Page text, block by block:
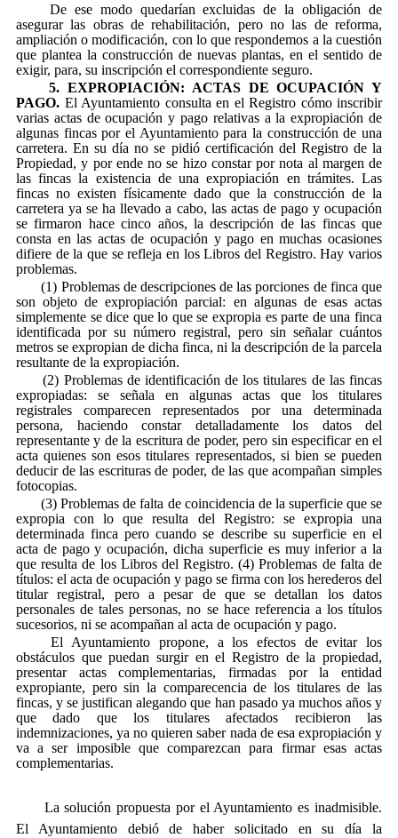
De ese modo quedarían excluidas de la obligación de
asegurar las obras de rehabilitación, pero no las de reforma,
ampliación o modificación, con lo que respondemos a la cuestión
que plantea la construcción de nuevas plantas, en el sentido de
exigir, para, su inscripción el correspondiente seguro.
5. EXPROPIACIÓN: ACTAS DE OCUPACIÓN Y
PAGO. El Ayuntamiento consulta en el Registro cómo inscribir
varias actas de ocupación y pago relativas a la expropiación de
algunas fincas por el Ayuntamiento para la construcción de una
carretera. En su día no se pidió certificación del Registro de la
Propiedad, y por ende no se hizo constar por nota al margen de
las fincas la existencia de una expropiación en trámites. Las
fincas no existen físicamente dado que la construcción de la
carretera ya se ha llevado a cabo, las actas de pago y ocupación
se firmaron hace cinco años, la descripción de las fincas que
consta en las actas de ocupación y pago en muchas ocasiones
difiere de la que se refleja en los Libros del Registro. Hay varios
problemas.
(1) Problemas de descripciones de las porciones de finca que
son objeto de expropiación parcial: en algunas de esas actas
simplemente se dice que lo que se expropia es parte de una finca
identificada por su número registral, pero sin señalar cuántos
metros se expropian de dicha finca, ni la descripción de la parcela
resultante de la expropiación.
(2) Problemas de identificación de los titulares de las fincas
expropiadas: se señala en algunas actas que los titulares
registrales comparecen representados por una determinada
persona, haciendo constar detalladamente los datos del
representante y de la escritura de poder, pero sin especificar en el
acta quienes son esos titulares representados, si bien se pueden
deducir de las escrituras de poder, de las que acompañan simples
fotocopias.
(3) Problemas de falta de coincidencia de la superficie que se
expropia con lo que resulta del Registro: se expropia una
determinada finca pero cuando se describe su superficie en el
acta de pago y ocupación, dicha superficie es muy inferior a la
que resulta de los Libros del Registro. (4) Problemas de falta de
títulos: el acta de ocupación y pago se firma con los herederos del
titular registral, pero a pesar de que se detallan los datos
personales de tales personas, no se hace referencia a los títulos
sucesorios, ni se acompañan al acta de ocupación y pago.
El Ayuntamiento propone, a los efectos de evitar los
obstáculos que puedan surgir en el Registro de la propiedad,
presentar actas complementarias, firmadas por la entidad
expropiante, pero sin la comparecencia de los titulares de las
fincas, y se justifican alegando que han pasado ya muchos años y
que dado que los titulares afectados recibieron las
indemnizaciones, ya no quieren saber nada de esa expropiación y
va a ser imposible que comparezcan para firmar esas actas
complementarias.
La solución propuesta por el Ayuntamiento es inadmisible.
El Ayuntamiento debió de haber solicitado en su día la